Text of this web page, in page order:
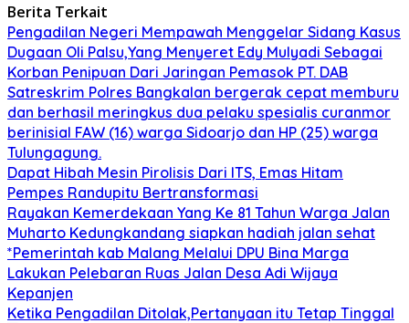
Berita Terkait
Pengadilan Negeri Mempawah Menggelar Sidang Kasus
Dugaan Oli Palsu,Yang Menyeret Edy Mulyadi Sebagai
Korban Penipuan Dari Jaringan Pemasok PT. DAB
Satreskrim Polres Bangkalan bergerak cepat memburu
dan berhasil meringkus dua pelaku spesialis curanmor
berinisial FAW (16) warga Sidoarjo dan HP (25) warga
Tulungagung.
Dapat Hibah Mesin Pirolisis Dari ITS, Emas Hitam
Pempes Randupitu Bertransformasi
Rayakan Kemerdekaan Yang Ke 81 Tahun Warga Jalan
Muharto Kedungkandang siapkan hadiah jalan sehat
*Pemerintah kab Malang Melalui DPU Bina Marga
Lakukan Pelebaran Ruas Jalan Desa Adi Wijaya
Kepanjen
Ketika Pengadilan Ditolak,Pertanyaan itu Tetap Tinggal